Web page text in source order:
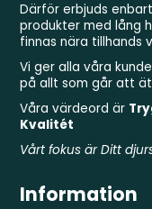
Därför erbjuds
produkter med lång
finnas nära tillhands
Vi ger alla våra
på allt som går att
Våra värdeord är
Kvalitét
Vårt fokus är Ditt
Information